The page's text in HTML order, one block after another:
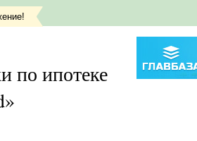
по ипотеке